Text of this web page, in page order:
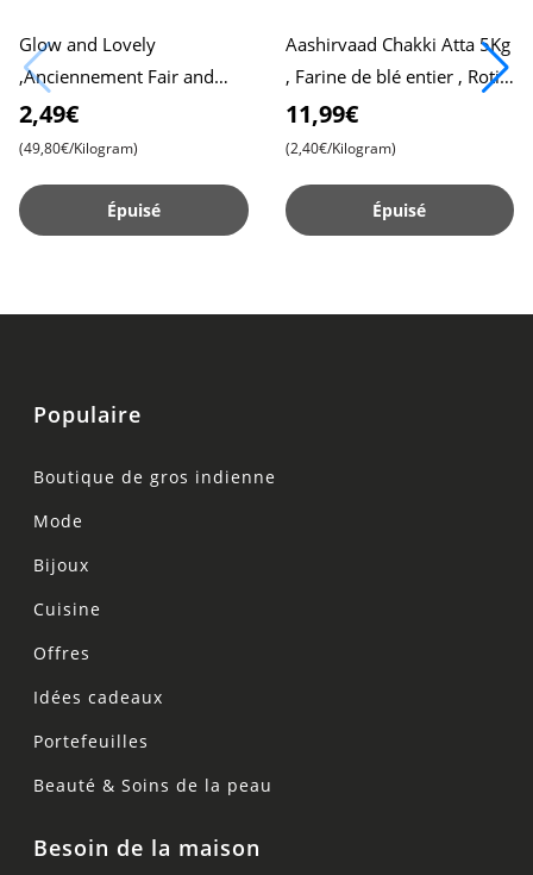
Glow and Lovely
,Anciennement Fair and
Lovely, 50g Pack , Formule
Avancée pour une Peau
2,49€
(49,80€/Kilogram)
Épuisé
Aashirvaad Chakki Atta 5Kg
, Farine de blé entier , Roti
moelleux , Chapati
11,99€
(2,40€/Kilogram)
Épuisé
Populaire
Boutique de gros indienne
Mode
Bijoux
Cuisine
Offres
Idées cadeaux
Portefeuilles
Beauté & Soins de la peau
Besoin de la maison